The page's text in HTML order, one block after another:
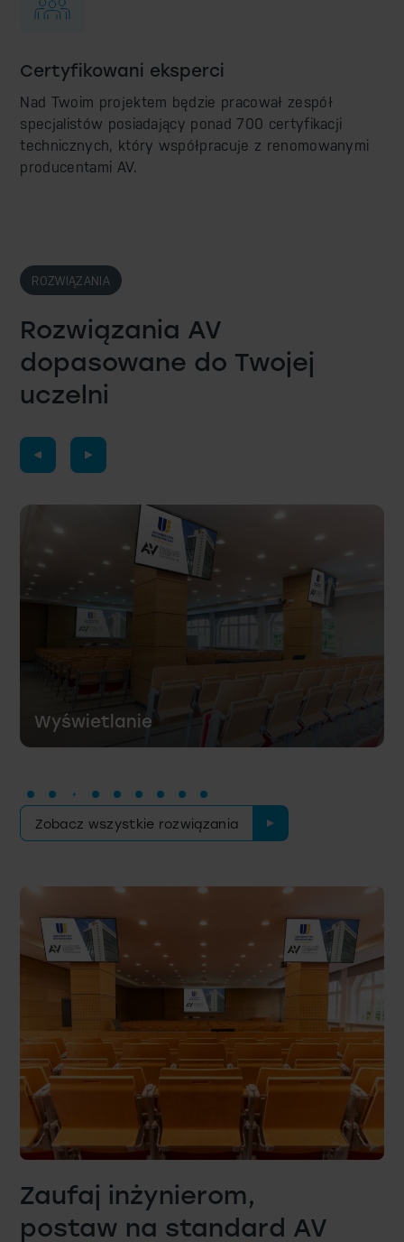
Certyfikowani eksperci
Nad Twoim projektem będzie pracował zespół
specjalistów posiadający ponad 700 certyfikacji
technicznych, który współpracuje z renomowanymi
producentami AV.
ROZWIĄZANIA
Rozwiązania AV
dopasowane do Twojej
uczelni
Systemy dyskusyjne
Zobacz wszystkie rozwiązania
Zaufaj inżynierom,
postaw na standard AV